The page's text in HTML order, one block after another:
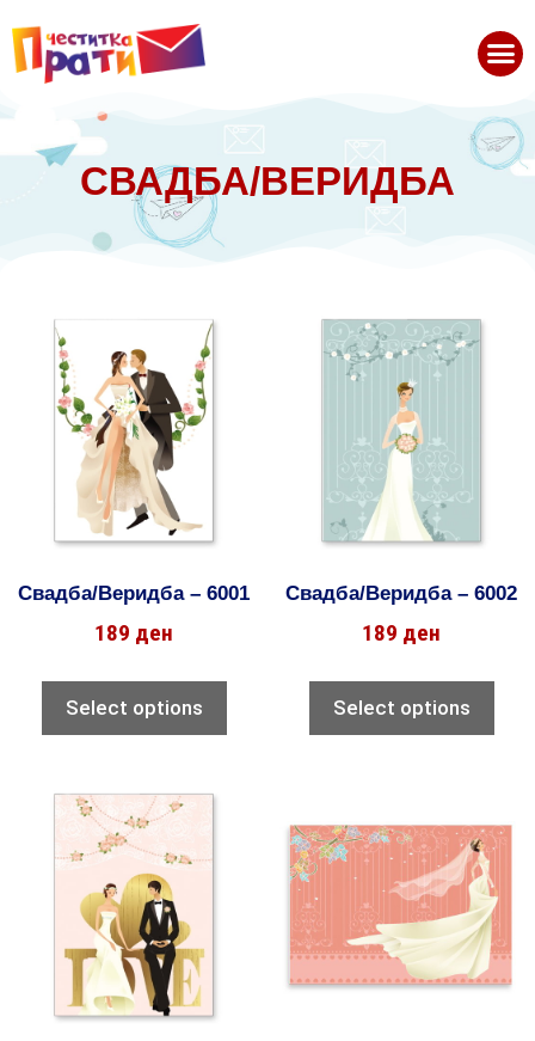
СВАДБА/ВЕРИДБА
Свадба/Веридба – 6001
189 ден
Select options
Свадба/Веридба – 6002
189 ден
Select options